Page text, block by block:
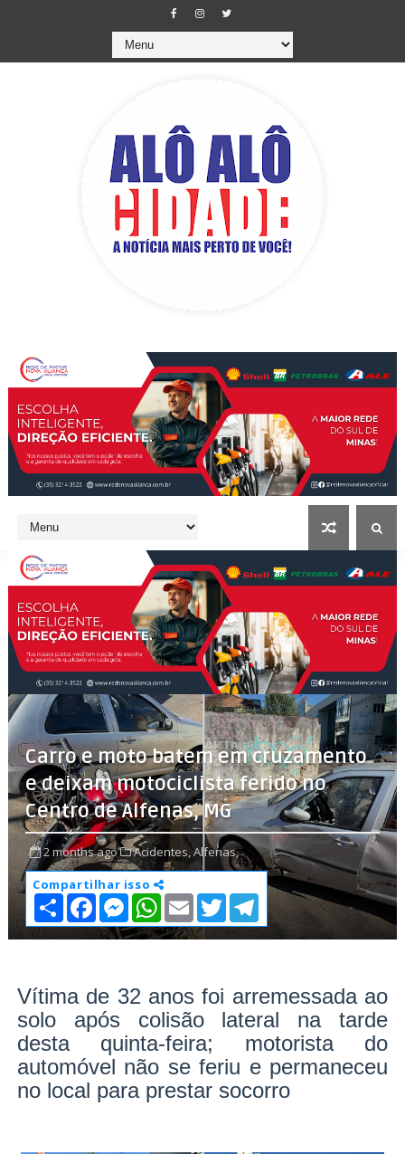
Carro e moto batem em cruzamento
e deixam motociclista ferido no
Centro de Alfenas, MG
2 months ago Acidentes,Alfenas,
Compartilhar isso
S
h
a
r
F
c
e
o
k
M
e
s
s
g
e
W
h
a
t
p
E
m
a
i
T
i
t
T
l
e
m
Vítima de 32 anos foi arremessada ao
solo após colisão lateral na tarde
desta quinta-feira; motorista do
automóvel não se feriu e permaneceu
no local para prestar socorro